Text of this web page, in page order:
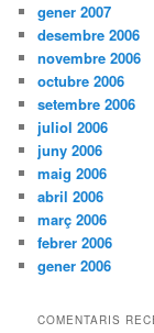
gener 2007
desembre 2006
novembre 2006
octubre 2006
setembre 2006
juliol 2006
juny 2006
maig 2006
abril 2006
març 2006
febrer 2006
gener 2006
COMENTARIS